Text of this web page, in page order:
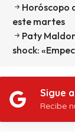
Horóscopo
este martes
Paty
shock:
Sigue
Recibe